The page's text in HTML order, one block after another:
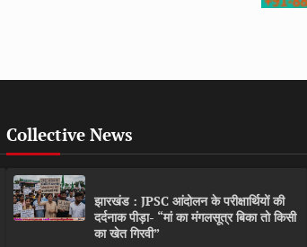
Collective News
झारखंड : JPSC आंदोलन के परीक्षार्थियों की
दर्दनाक पीड़ा- “मां का मंगलसूत्र बिका तो किसी
का खेत गिरवी”